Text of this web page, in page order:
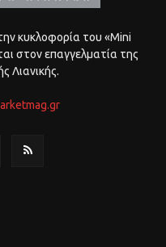
κυκλοφορία του «Mini
στον επαγγελματία της
Λιανικής.